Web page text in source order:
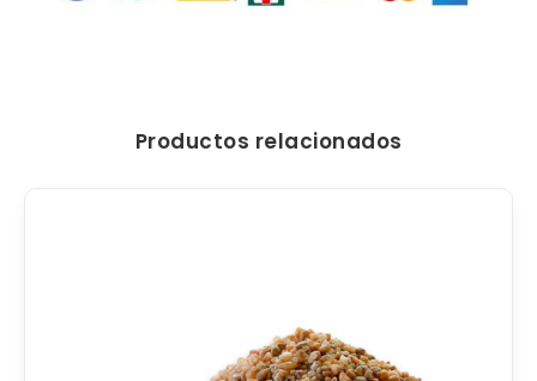
Productos relacionados